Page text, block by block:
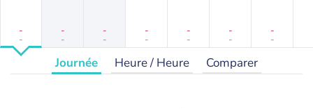
-
-
-
-
-
-
-
-
-
-
-
-
-
-
Journée Heure / Heure Comparer